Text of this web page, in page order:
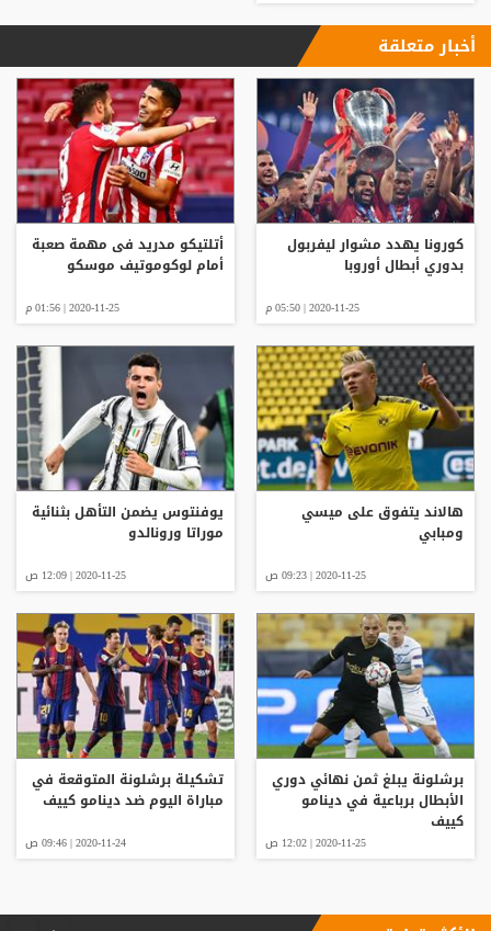
أخبار متعلقة
كورونا يهدد مشوار ليفربول
بدوري أبطال أوروبا
2020-11-25 | 05:50 م
أتلتيكو مدريد فى مهمة صعبة
أمام لوكوموتيف موسكو
2020-11-25 | 01:56 م
هالاند يتفوق على ميسي
ومبابي
2020-11-25 | 09:23 ص
يوفنتوس يضمن التأهل بثنائية
موراتا ورونالدو
2020-11-25 | 12:09 ص
برشلونة يبلغ ثمن نهائي دوري
الأبطال برباعية في دينامو
كييف
2020-11-25 | 12:02 ص
تشكيلة برشلونة المتوقعة في
مباراة اليوم ضد دينامو كييف
2020-11-24 | 09:46 ص